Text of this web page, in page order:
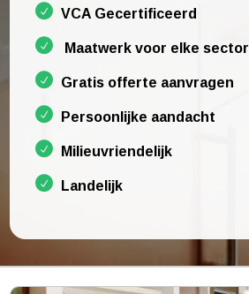
VCA Gecertificeerd
Maatwerk voor elke sector
Gratis offerte aanvragen
Persoonlijke aandacht
Milieuvriendelijk
Landelijk